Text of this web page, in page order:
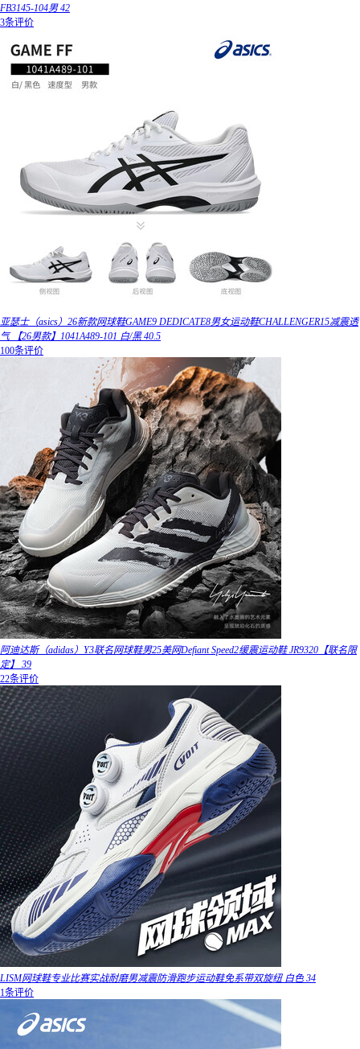
FB3145-104男 42
3条评价
亚瑟士（asics）26新款网球鞋GAME9 DEDICATE8男女运动鞋CHALLENGER15减震透
气 【26男款】1041A489-101 白/黑 40.5
100条评价
阿迪达斯（adidas）Y3联名网球鞋男25美网Defiant Speed2缓震运动鞋 JR9320【联名限
定】 39
22条评价
LISM网球鞋专业比赛实战耐磨男减震防滑跑步运动鞋免系带双旋纽 白色 34
1条评价